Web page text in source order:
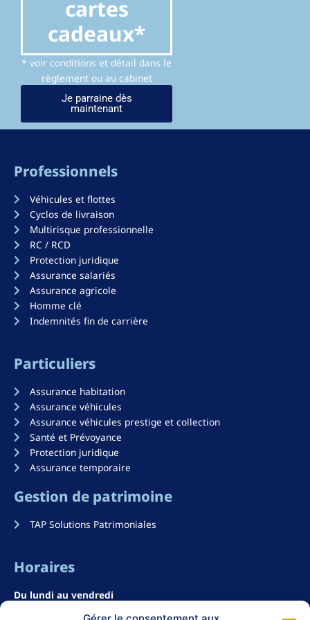
cartes
cadeaux*
* voir conditions et détail dans le
règlement ou au cabinet
Je parraine dès
maintenant
Professionnels
Véhicules et flottes
Cyclos de livraison
Multirisque professionnelle
RC / RCD
Protection juridique
Assurance salariés
Assurance agricole
Homme clé
Indemnités fin de carrière
Particuliers
Assurance habitation
Assurance véhicules
Assurance véhicules prestige et collection
Santé et Prévoyance
Protection juridique
Assurance temporaire
Gestion de patrimoine
TAP Solutions Patrimoniales
Horaires
Du lundi au vendredi